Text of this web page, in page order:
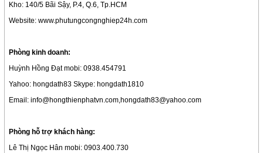
Kho: 140/5 Bãi Sậy, P.4, Q.6, Tp.HCM
Website: www.phutungcongnghiep24h.com
Phòng kinh doanh:
Huỳnh Hồng Đạt mobi: 0938.454791
Yahoo: hongdath83 Skype: hongdath1810
Email: info@hongthienphatvn.com,hongdath83@yahoo.com
Phòng hỗ trợ khách hàng:
Lê Thị Ngọc Hân mobi: 0903.400.730